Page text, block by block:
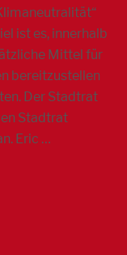
ist es, innerhalb
Mittel für
bereitzustellen
Der Stadtrat
Stadtrat
Eric …